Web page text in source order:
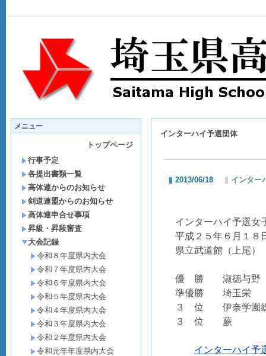
メニュー
トップページ
行事予定
各提出書類一覧
高体連からのお知らせ
剣道連盟からのお知らせ
高体連申合せ事項
昇級・昇段審査
大会記録
令和８年度県内大会
令和７年度県内大会
令和６年度県内大会
令和５年度県内大会
令和４年度県内大会
令和３年度県内大会
令和２年度県内大会
令和元年年度県内大会
インターハイ予選団体
2013/06/18 インター
インターハイ予選女
平成２５年６月１８
県立武道館（上尾）
優 勝 淑徳与野
準優勝 埼玉栄
３ 位 伊奈学園
３ 位 蕨
インターハイ予